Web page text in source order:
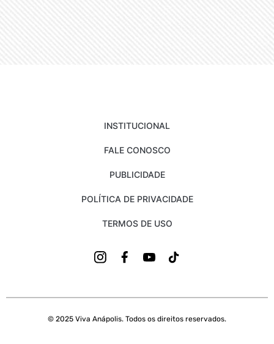
INSTITUCIONAL
FALE CONOSCO
PUBLICIDADE
POLÍTICA DE PRIVACIDADE
TERMOS DE USO
© 2025 Viva Anápolis. Todos os direitos reservados.